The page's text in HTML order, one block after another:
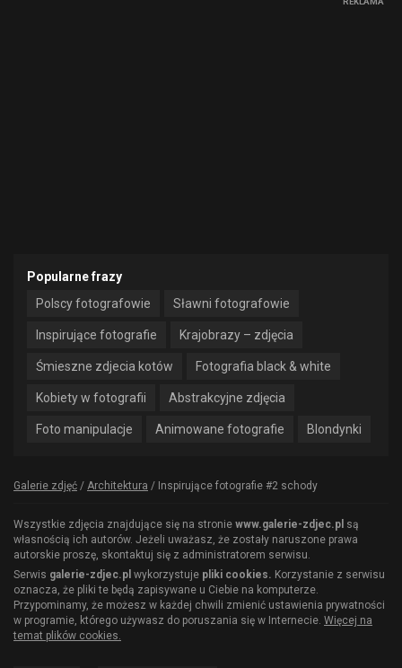
Popularne frazy
Polscy fotografowie
Sławni fotografowie
Inspirujące fotografie Krajobrazy – zdjęcia
Śmieszne zdjecia kotów Fotografia black & white
Kobiety w fotografii Abstrakcyjne zdjęcia
Foto manipulacje Animowane fotografie Blondynki
Galerie zdjęć / Architektura / Inspirujące fotografie #2 schody
Wszystkie zdjęcia znajdujące się na stronie www.galerie-zdjec.pl są
własnością ich autorów. Jeżeli uważasz, że zostały naruszone prawa
autorskie proszę, skontaktuj się z administratorem serwisu.
Serwis galerie-zdjec.pl wykorzystuje pliki cookies. Korzystanie z serwisu
oznacza, że pliki te będą zapisywane u Ciebie na komputerze.
Przypominamy, że możesz w każdej chwili zmienić ustawienia prywatności
w programie, którego używasz do poruszania się w Internecie. Więcej na
temat plików cookies.